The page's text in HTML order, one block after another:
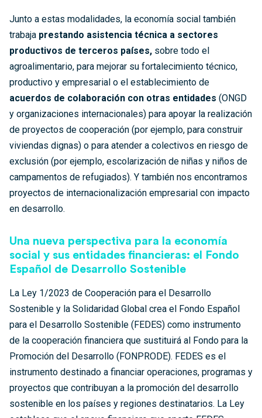
Junto a estas modalidades, la economía social también
trabaja prestando asistencia técnica a sectores
productivos de terceros países, sobre todo el
agroalimentario, para mejorar su fortalecimiento técnico,
productivo y empresarial o el establecimiento de
acuerdos de colaboración con otras entidades (ONGD
y organizaciones internacionales) para apoyar la realización
de proyectos de cooperación (por ejemplo, para construir
viviendas dignas) o para atender a colectivos en riesgo de
exclusión (por ejemplo, escolarización de niñas y niños de
campamentos de refugiados). Y también nos encontramos
proyectos de internacionalización empresarial con impacto
en desarrollo.
Una nueva perspectiva para la economía
social y sus entidades financieras: el Fondo
Español de Desarrollo Sostenible
La Ley 1/2023 de Cooperación para el Desarrollo
Sostenible y la Solidaridad Global crea el Fondo Español
para el Desarrollo Sostenible (FEDES) como instrumento
de la cooperación financiera que sustituirá al Fondo para la
Promoción del Desarrollo (FONPRODE). FEDES es el
instrumento destinado a financiar operaciones, programas y
proyectos que contribuyan a la promoción del desarrollo
sostenible en los países y regiones destinatarios. La Ley